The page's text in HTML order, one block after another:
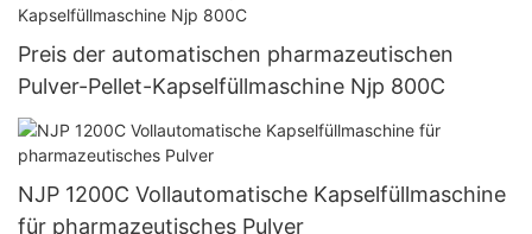
Preis der automatischen pharmazeutischen
Pulver-Pellet-Kapselfüllmaschine Njp 800C
NJP 1200C Vollautomatische Kapselfüllmaschine
für pharmazeutisches Pulver